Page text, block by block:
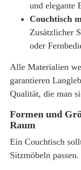
und elegante
Couchtisch
Zusätzlicher
oder
Alle Materialien
garantieren
Qualität, die man
Formen und
Raum
Ein Couchtisch
Sitzmöbeln